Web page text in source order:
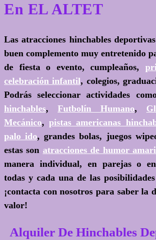
En EL ALTET
Las atracciones hinchables
buen complemento muy entretenido
de fiesta o evento, cumpleaños,
celebración infantil, colegios,
Podrás seleccionar actividades
hinchables, Futbolín Humano,
Mecánico,pistas americanas
palo ido, grandes bolas, juegos
estas son atracciones de humor
manera individual, en parejas o
todas y cada una de las
¡contacta con nosotros para saber la
valor!
Alquiler De Hinchables